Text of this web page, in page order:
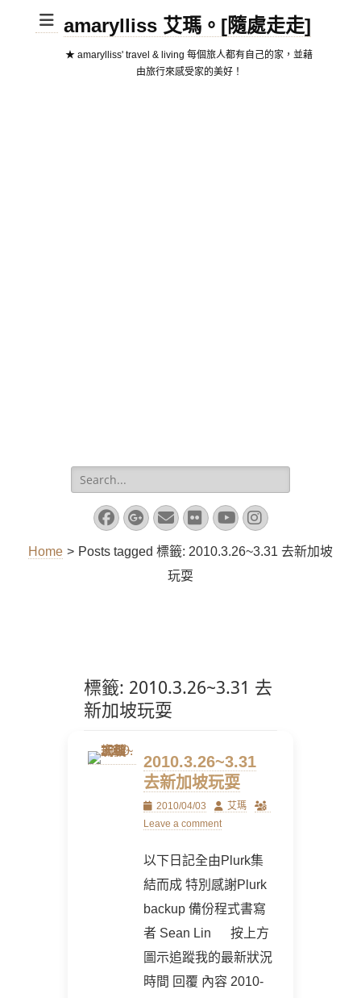
amarylliss 艾瑪。[隨處走走]
★ amarylliss' travel & living 每個旅人都有自己的家，並藉
由旅行來感受家的美好！
Search
for:
Facebook
Googleplus
EmailFlickrYouTube
Instagram
Home > Posts tagged 標籤: 2010.3.26~3.31 去新加坡
玩耍
標籤: 2010.3.26~3.31 去
新加坡玩耍
2010.3.26~3.31
去新加坡玩耍
Posted
on
2010/04/03 Author
艾瑪
Leave a comment
以下日記全由Plurk集
結而成 特別感謝Plurk
backup 備份程式書寫
者 Sean Lin 按上方
圖示追蹤我的最新狀況
時間 回覆 內容 2010-